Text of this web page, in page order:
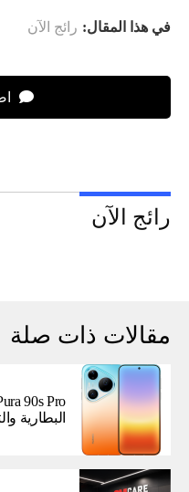
في هذا المقال: رائج الآن
رائج الآن
مقالات ذات صلة
البطارية